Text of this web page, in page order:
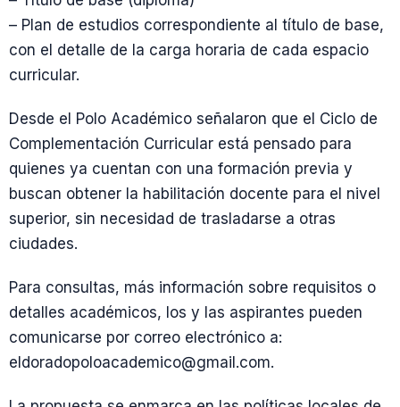
– Plan de estudios correspondiente al título de base,
con el detalle de la carga horaria de cada espacio
curricular.
Desde el Polo Académico señalaron que el Ciclo de
Complementación Curricular está pensado para
quienes ya cuentan con una formación previa y
buscan obtener la habilitación docente para el nivel
superior, sin necesidad de trasladarse a otras
ciudades.
Para consultas, más información sobre requisitos o
detalles académicos, los y las aspirantes pueden
comunicarse por correo electrónico a:
eldoradopoloacademico@gmail.com.